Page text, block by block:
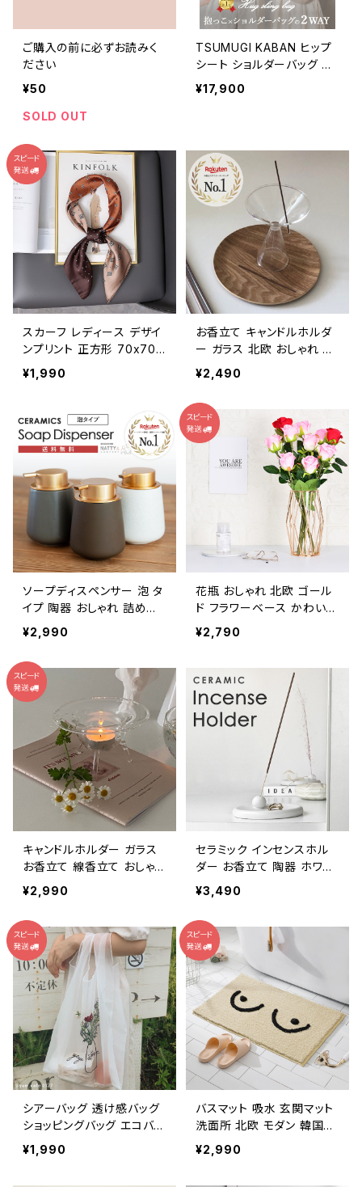
ご購入の前に必ずお読みく
ださい
¥50
SOLD OUT
TSUMUGI KABAN ヒップ
シート ショルダーバッグ 日
本製 ヴィーガンレザー セカ
ンド抱っこ紐 おしゃれ 可愛
2WAY 大容量 軽量 ブラッ
ク 黒 ベージュ PUレザー
おむつ収納 1歳 2歳 3歳 マ
マ パパ 女性 男性 バッグ
¥17,900
スカーフ レディース デザイ
ンプリント 正方形 70x70c
m 大判 おしゃれ シルク調
細番手ポリエステルで洗濯
カチーフ バンダナ オフィス
カジュアル 制服 かわいい
韓国スタイル ブラウン ベー
ジュ グレー 通勤 フォーマ
ル バッグ飾り 髪飾り
¥1,990
お香立て キャンドルホルダ
ー ガラス 北欧 おしゃれ か
わいい CDST006
¥2,490
ソープディスペンサー 泡 タ
イプ 陶器 おしゃれ 詰め替
え容器 SPDP001
¥2,990
花瓶 おしゃれ 北欧 ゴール
ド フラワーベース かわいい
ガラス NTFV002
¥2,790
キャンドルホルダー ガラス
お香立て 線香立て おしゃ
れ CDST004
¥2,990
セラミック インセンスホル
ダー お香立て 陶器 ホワイ
ト INHL003-WH
¥3,490
シアーバッグ 透け感バッグ
ショッピングバッグ エコバッ
グ NTBG001
¥1,990
バスマット 吸水 玄関マット
洗面所 北欧 モダン 韓国風
滑止め NTBM002
¥2,990